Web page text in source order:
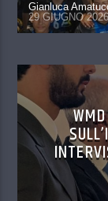
Gianluca
29 GIUGNO 2026